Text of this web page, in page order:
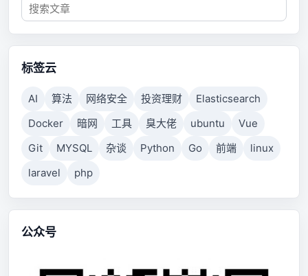
标签云
AI 算法 网络安全 投资理财
Elasticsearch
Docker
暗网 工具 臭大佬 ubuntu
Vue
Git
MYSQL 杂谈 Python Go 前端
linux
laravel
php
公众号